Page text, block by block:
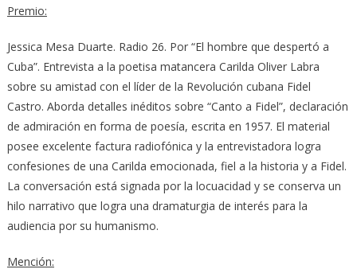
Premio:
Jessica Mesa Duarte. Radio 26. Por “El hombre que despertó a
Cuba”. Entrevista a la poetisa matancera Carilda Oliver Labra
sobre su amistad con el líder de la Revolución cubana Fidel
Castro. Aborda detalles inéditos sobre “Canto a Fidel”, declaración
de admiración en forma de poesía, escrita en 1957. El material
posee excelente factura radiofónica y la entrevistadora logra
confesiones de una Carilda emocionada, fiel a la historia y a Fidel.
La conversación está signada por la locuacidad y se conserva un
hilo narrativo que logra una dramaturgia de interés para la
audiencia por su humanismo.
Mención: